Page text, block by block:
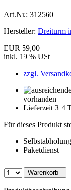
Art.Nr.: 312560
Hersteller: Dreiturm
EUR 59,00
inkl. 19 % USt
zzgl.
vorhanden
Lieferzeit 3-4
Für dieses Produkt
Selbstabholung
Paketdienst
Warenkorb